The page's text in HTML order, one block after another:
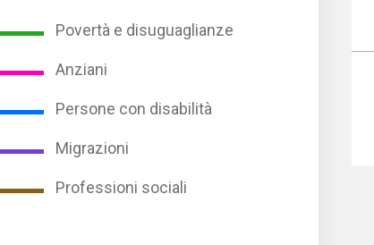
Povertà e disuguaglianze
Anziani
Persone con disabilità
Migrazioni
Professioni sociali